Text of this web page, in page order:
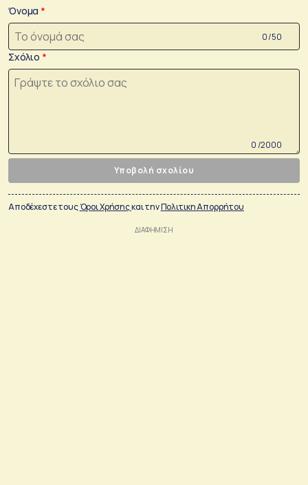
Όνομα
0 /50
Σχόλιο
0 /2000
Υποβολή σχολίου
Αποδέχεστε τουςΌροι Χρήσηςκαι τηνΠολιτικη Απορρήτου